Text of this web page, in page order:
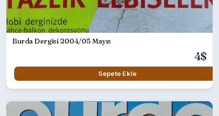
Burda Dergisi 2004/05 Mayıs
4$
Sepete Ekle